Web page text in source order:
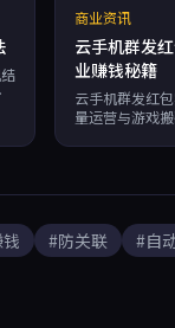
商业资讯
云手机群发
业赚钱秘籍
云手机群发红
量运营与游戏
RPA自动化提
解决方案。
#防关联 #自